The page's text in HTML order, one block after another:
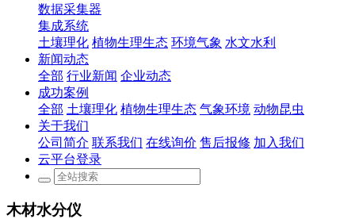
数据采集器
集成系统
土壤理化 植物生理生态 环境气象 水文水利
新闻动态
全部 行业新闻 企业动态
成功案例
全部 土壤理化 植物生理生态 气象环境 动物昆虫
关于我们
公司简介 联系我们 在线询价 售后报修 加入我们
云平台登录
木材水分仪